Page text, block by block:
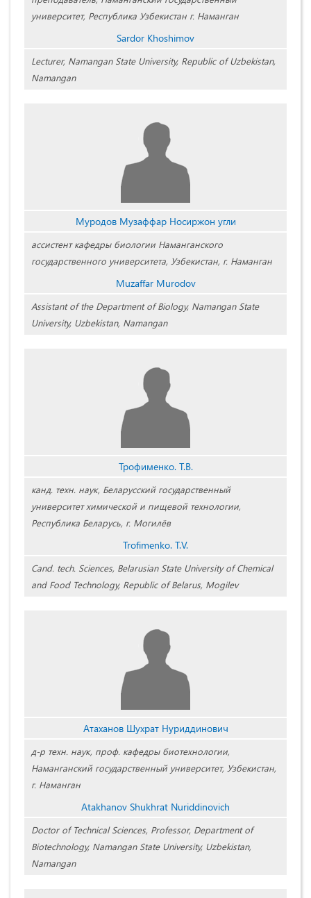
университет, Республика Узбекистан г. Наманган
Sardor Khoshimov
Lecturer, Namangan State University, Republic of Uzbekistan,
Namangan
Муродов Музаффар Носиржон угли
ассистент кафедры биологии Наманганского
государственного университета, Узбекистан, г. Наманган
Muzaffar Murodov
Assistant of the Department of Biology, Namangan State
University, Uzbekistan, Namangan
Трофименко. Т.В.
канд. техн. наук, Беларусский государственный
университет химической и пищевой технологии,
Республика Беларусь, г. Могилёв
Trofimenko. T.V.
Cand. tech. Sciences, Belarusian State University of Chemical
and Food Technology, Republic of Belarus, Mogilev
Атаханов Шухрат Нуриддинович
д-р техн. наук, проф. кафедры биотехнологии,
Наманганский государственный университет, Узбекистан,
г. Наманган
Atakhanov Shukhrat Nuriddinovich
Doctor of Technical Sciences, Professor, Department of
Biotechnology, Namangan State University, Uzbekistan,
Namangan